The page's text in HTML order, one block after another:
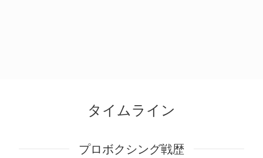
タイムライン
プロボクシング戦歴